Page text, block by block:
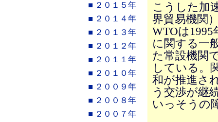
■ ２０１５年
■ ２０１４年
■ ２０１３年
■ ２０１２年
■ ２０１１年
■ ２０１０年
■ ２００９年
■ ２００８年
■ ２００７年
こうした加
界貿易機関
WTOは
に関する一
た常設機関
している。
和が推進さ
う交渉が継
いっそうの